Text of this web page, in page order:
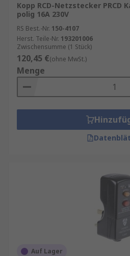
Kopp RCD-Netzstecker PRCD
polig 16A 230V
RS Best.-Nr. 150-4107
Herst. Teile-Nr. 193201006
Zwischensumme (1 Stück)
120,45 €(ohne MwSt.)
Menge
Auf Lager